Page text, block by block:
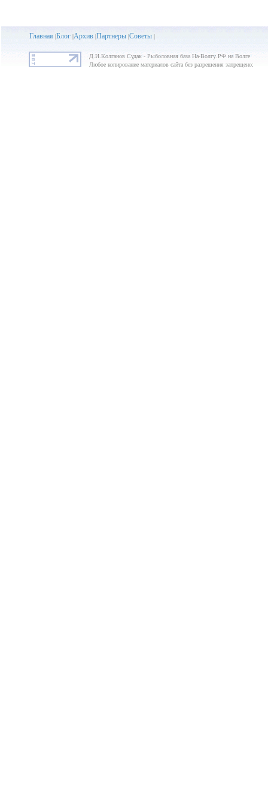
Главная |Блог|Архив|Партнеры|Советы|
Д.И.Колганов Судак - Рыболовная база На-Волгу.РФ на Волге
Любое копирование материалов сайта без разрешения запрещено;